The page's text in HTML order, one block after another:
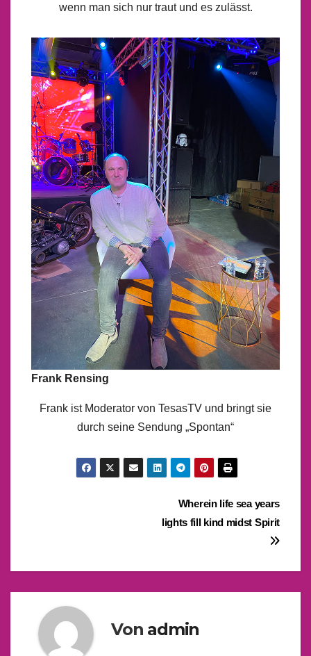
wenn man sich nur traut und es zulässt.
Frank Rensing
Frank ist Moderator von TesasTV und bringt sie
durch seine Sendung „Spontan“
BeitragsnavigationWherein life sea years
lights fill kind midst Spirit
Von admin